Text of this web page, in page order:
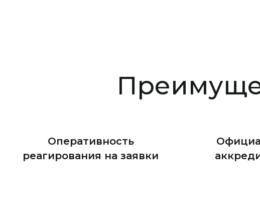
Оперативность
реагирования на заявки